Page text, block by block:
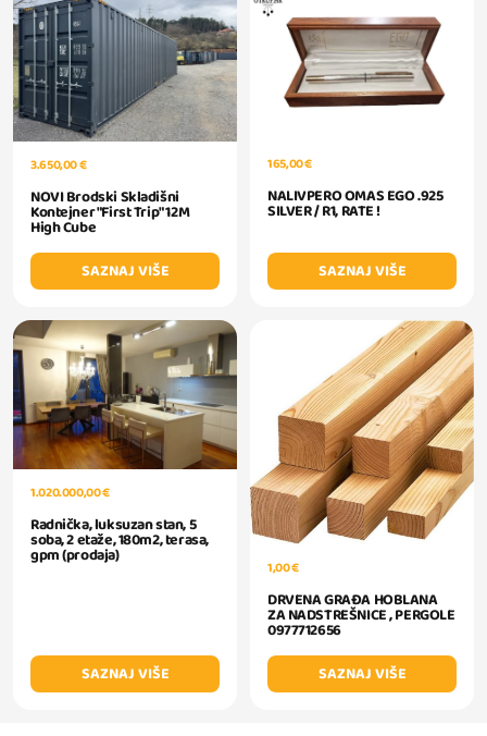
3.650,00 €
NOVI Brodski Skladišni
Kontejner "First Trip" 12M
High Cube
SAZNAJ VIŠE
165,00 €
NALIVPERO OMAS EGO .925
SILVER / R1, RATE !
SAZNAJ VIŠE
1.020.000,00 €
Radnička, luksuzan stan, 5
soba, 2 etaže, 180m2, terasa,
gpm (prodaja)
SAZNAJ VIŠE
1,00 €
DRVENA GRAĐA HOBLANA
ZA NADSTREŠNICE , PERGOLE
0977712656
SAZNAJ VIŠE